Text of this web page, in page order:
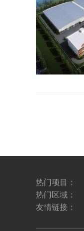
热门项目：
热门区域：
友情链接：